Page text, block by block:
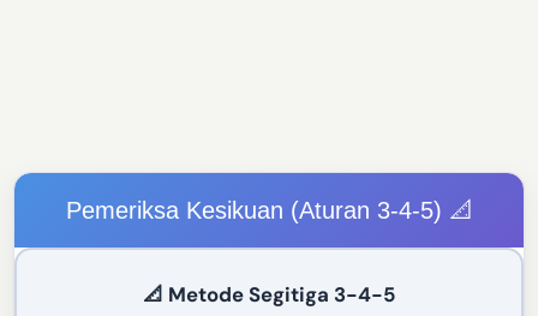
Pemeriksa Kesikuan (Aturan 3-4-5) 📐
📐 Metode Segitiga 3-4-5